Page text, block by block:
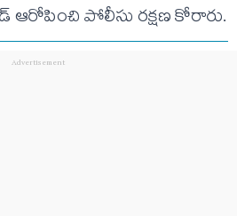
ఆరోపించి పోలీసు రక్షణ కోరారు.